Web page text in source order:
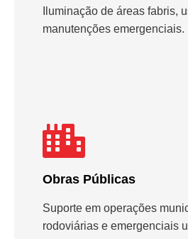
Iluminação de áreas fabris,
manutenções emergenciais.
Obras Públicas
Suporte em operações
rodoviárias e emergenciais